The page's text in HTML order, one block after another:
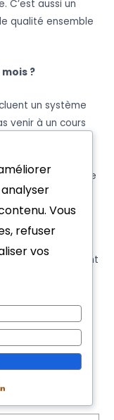
C’est aussi un
qualité ensemble
?
un système
venir à un cours
formules varient
à ton rythme
?
coachs proposent
des conseils
des bilans
ajuster ton
Vous
refuser
vos